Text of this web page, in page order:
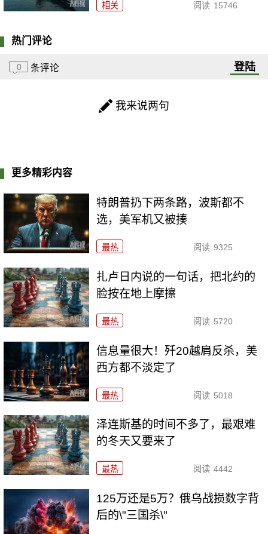
相关 阅读 15746
热门评论
0 条评论 登陆
我来说两句
更多精彩内容
特朗普扔下两条路，波斯都不
选，美军机又被揍
最热 阅读 9325
扎卢日内说的一句话，把北约的
脸按在地上摩擦
最热 阅读 5720
信息量很大！歼20越肩反杀，美
西方都不淡定了
最热 阅读 5018
泽连斯基的时间不多了，最艰难
的冬天又要来了
最热 阅读 4442
125万还是5万？俄乌战损数字背
后的\"三国杀\"